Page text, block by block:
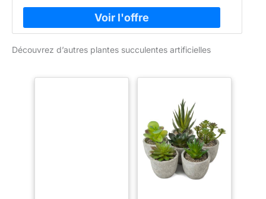
Découvrez d’autres plantes succulentes artificielles